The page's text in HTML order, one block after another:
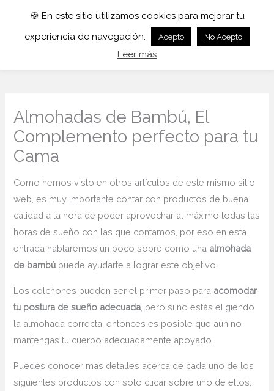
Almohadas de Bambú, El
Complemento perfecto para tu
Cama
Como hemos visto en otros artículos de este mismo sitio
web, es muy importante contar con productos de buena
calidad a la hora de poder aprovechar al máximo todas las
horas de sueño con las que contamos, por eso en esta
entrada hablaremos un poco sobre como una almohada
de bambú puede ayudarte a lograr este objetivo.
Los colchones pueden ser el primer paso para acomodar
tu postura de sueño adecuada , pero si no estás eligiendo
la almohada correcta, entonces es posible que aún no
mantengas tu cuerpo adecuadamente apoyado.
Puedes conocer mas detalles acerca de cada uno de los
siguientes productos con solo clicar sobre uno de ellos,
🍪 En este sitio utilizamos cookies para mejorar tu
experiencia de navegación.
Acepto No Acepto
Leer más